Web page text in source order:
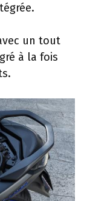
un tout
à la fois